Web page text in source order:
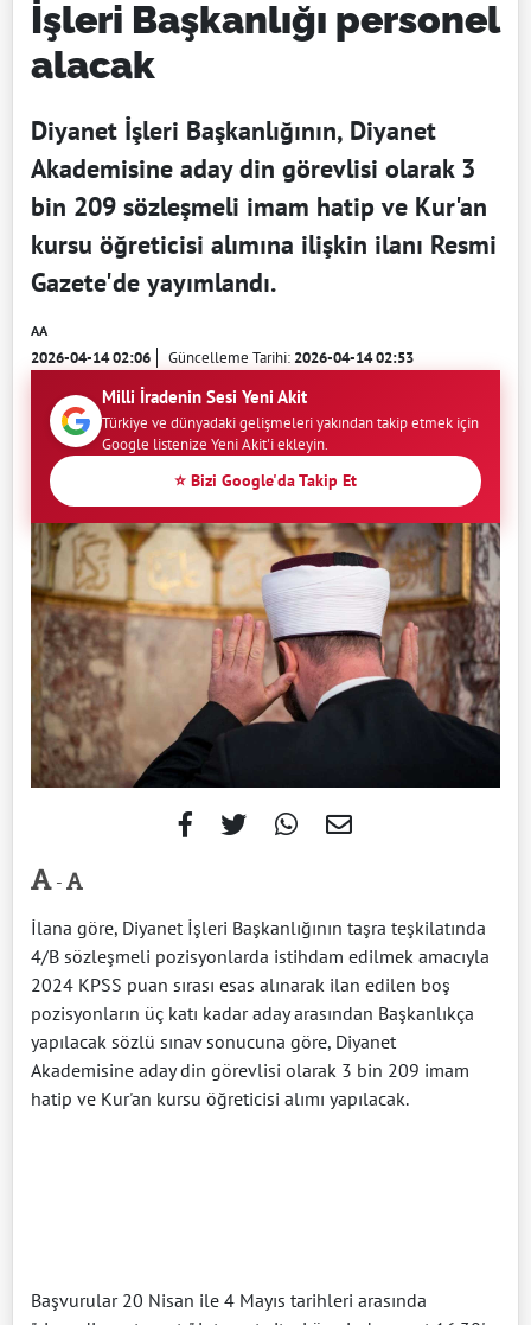
İşleri Başkanlığı personel
alacak
Diyanet İşleri Başkanlığının, Diyanet
Akademisine aday din görevlisi olarak 3
bin 209 sözleşmeli imam hatip ve Kur'an
kursu öğreticisi alımına ilişkin ilanı Resmi
Gazete'de yayımlandı.
AA
2026-04-14 02:06 Güncelleme Tarihi:2026-04-14 02:53
Milli İradenin Sesi Yeni Akit
Türkiye ve dünyadaki gelişmeleri yakından takip etmek için
Google listenize Yeni Akit'i ekleyin.
⭐ Bizi Google'da Takip Et
-
İlana göre, Diyanet İşleri Başkanlığının taşra teşkilatında
4/B sözleşmeli pozisyonlarda istihdam edilmek amacıyla
2024 KPSS puan sırası esas alınarak ilan edilen boş
pozisyonların üç katı kadar aday arasından Başkanlıkça
yapılacak sözlü sınav sonucuna göre, Diyanet
Akademisine aday din görevlisi olarak 3 bin 209 imam
hatip ve Kur'an kursu öğreticisi alımı yapılacak.
Başvurular 20 Nisan ile 4 Mayıs tarihleri arasında